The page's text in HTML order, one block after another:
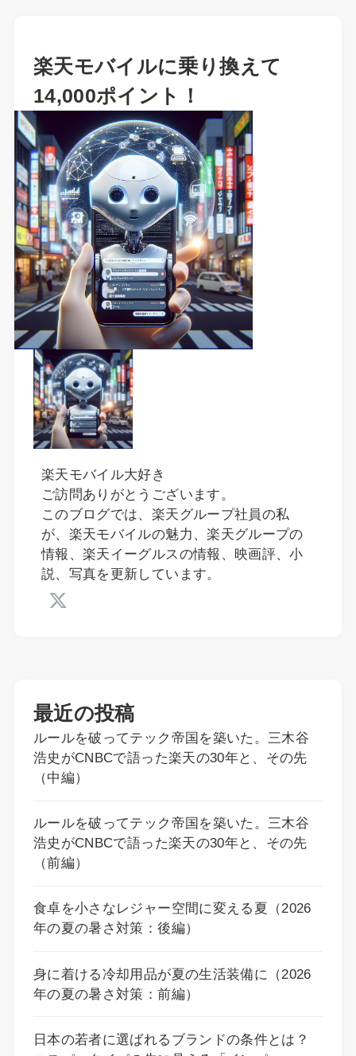
楽天モバイルに乗り換えて
14,000ポイント！
楽天モバイル大好き
ご訪問ありがとうございます。
このブログでは、楽天グループ社員の私
が、楽天モバイルの魅力、楽天グループの
情報、楽天イーグルスの情報、映画評、小
説、写真を更新しています。
最近の投稿
ルールを破ってテック帝国を築いた。三木谷
浩史がCNBCで語った楽天の30年と、その先
（中編）
ルールを破ってテック帝国を築いた。三木谷
浩史がCNBCで語った楽天の30年と、その先
（前編）
食卓を小さなレジャー空間に変える夏（2026
年の夏の暑さ対策：後編）
身に着ける冷却用品が夏の生活装備に（2026
年の夏の暑さ対策：前編）
日本の若者に選ばれるブランドの条件とは？